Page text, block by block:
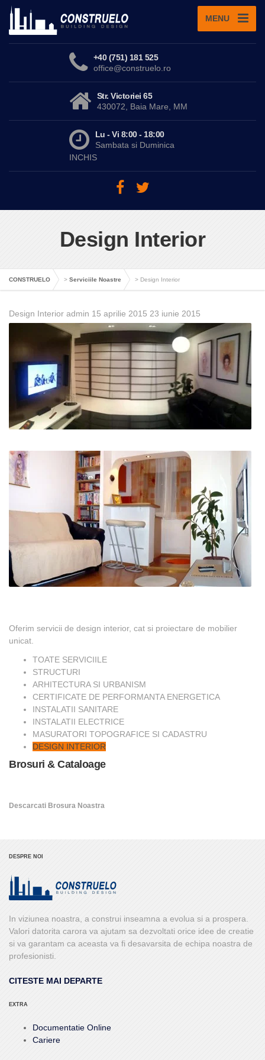
MENU
+40 (751) 181 525
office@construelo.ro
Str. Victoriei 65
430072, Baia Mare, MM
Lu - Vi 8:00 - 18:00
Sambata si Duminica
INCHIS
Design Interior
CONSTRUELO > Serviciile Noastre > Design Interior
Design Interior admin 15 aprilie 2015 23 iunie 2015
Oferim servicii de design interior, cat si proiectare de mobilier
unicat.
TOATE SERVICIILE
STRUCTURI
ARHITECTURA SI URBANISM
CERTIFICATE DE PERFORMANTA ENERGETICA
INSTALATII SANITARE
INSTALATII ELECTRICE
MASURATORI TOPOGRAFICE SI CADASTRU
DESIGN INTERIOR
Brosuri & Cataloage
Descarcati Brosura Noastra
DESPRE NOI
In viziunea noastra, a construi inseamna a evolua si a prospera.
Valori datorita carora va ajutam sa dezvoltati orice idee de creatie
si va garantam ca aceasta va fi desavarsita de echipa noastra de
profesionisti.
CITESTE MAI DEPARTE
EXTRA
Documentatie Online
Cariere